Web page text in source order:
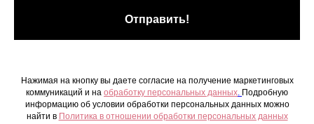
Отправить!
Нажимая на кнопку вы даете согласие на получение маркетинговых
коммуникаций и на обработку персональных данных. Подробную
информацию об условии обработки персональных данных можно
найти в Политика в отношении обработки персональных данных